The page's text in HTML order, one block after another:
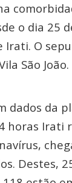
o dia 25
Irati. O
São João.
dados da
horas Irati
Destes,